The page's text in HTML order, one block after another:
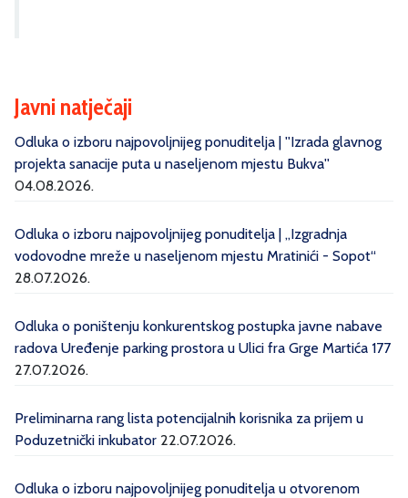
Javni natječaji
Odluka o izboru najpovoljnijeg ponuditelja | ''Izrada glavnog
projekta sanacije puta u naseljenom mjestu Bukva''
04.08.2026.
Odluka o izboru najpovoljnijeg ponuditelja | „Izgradnja
vodovodne mreže u naseljenom mjestu Mratinići - Sopot“
28.07.2026.
Odluka o poništenju konkurentskog postupka javne nabave
radova Uređenje parking prostora u Ulici fra Grge Martića 177
27.07.2026.
Preliminarna rang lista potencijalnih korisnika za prijem u
Poduzetnički inkubator 22.07.2026.
Odluka o izboru najpovoljnijeg ponuditelja u otvorenom